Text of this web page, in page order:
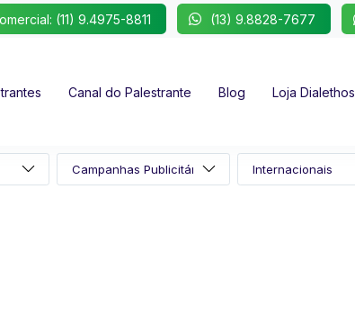
(11) 9.4975-8811 (13) 9.8828-7677
Canal do Palestrante Blog
Loja Dialethos